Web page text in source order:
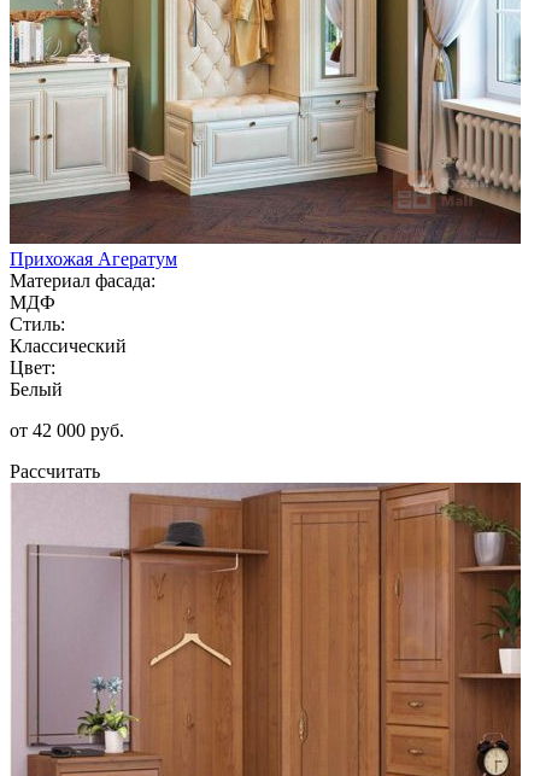
Прихожая Агератум
Материал фасада:
МДФ
Стиль:
Классический
Цвет:
Белый
от 42 000 руб.
Рассчитать